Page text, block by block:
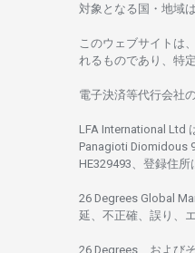
対象となる国 ・ 地域は
このウェブサイトは、
れるものであり、 特
電子決済等代行会社
LFA International Ltd
Panagioti Diomidous
HE329493、 登録住所
26 Degrees Global
延、不正確、誤り、エ
26 Degrees、 および